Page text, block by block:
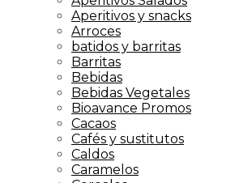
Aperitivos y snacks
Arroces
batidos y barritas
Barritas
Bebidas
Bebidas Vegetales
Bioavance Promos
Cacaos
Cafés y sustitutos
Caldos
Caramelos